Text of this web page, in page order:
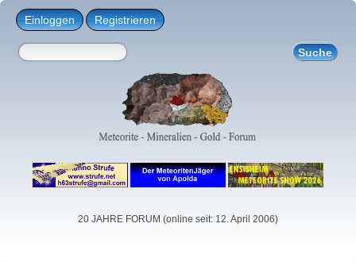
Einloggen Registrieren
20 JAHRE FORUM (online seit: 12. April 2006)